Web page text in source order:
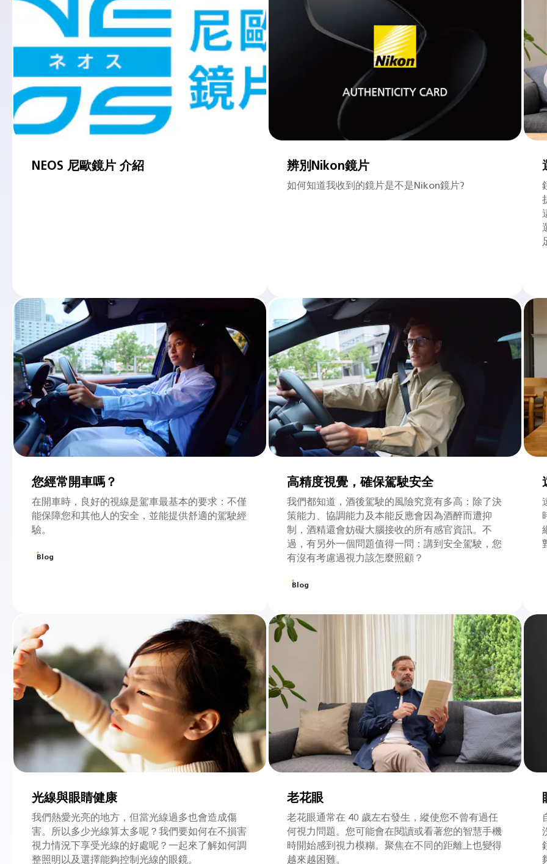
NEOS 尼歐鏡片 介紹 辨別Nikon鏡片
如何知道我收到的鏡片是不是Nikon鏡片?
您經常開車嗎？
在開車時，良好的視線是駕車最基本的要求：不僅
能保障您和其他人的安全，並能提供舒適的駕駛經
驗。
Blog
高精度視覺，確保駕駛安全
我們都知道，酒後駕駛的風險究竟有多高：除了決
策能力、協調能力及本能反應會因為酒醉而遭抑
制，酒精還會妨礙大腦接收的所有感官資訊。不
過，有另外一個問題值得一問：講到安全駕駛，您
有沒有考慮過視力該怎麼照顧？
Blog
光線與眼睛健康
我們熱愛光亮的地方，但當光線過多也會造成傷
害。所以多少光線算太多呢？我們要如何在不損害
視力情況下享受光線的好處呢？一起來了解如何調
整照明以及選擇能夠控制光線的眼鏡。
老花眼
老花眼通常在 40 歲左右發生，縱使您不曾有過任
何視力問題。您可能會在閱讀或看著您的智慧手機
時開始感到視力模糊。聚焦在不同的距離上也變得
越來越困難。